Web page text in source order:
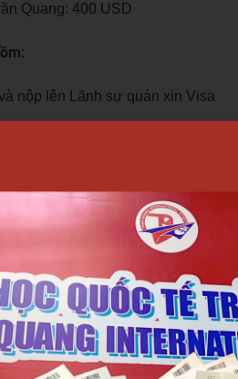
Quang: 400 USD
nộp lên Lãnh sự quán xin Visa
và Lãnh sự quán
Quốc
xét nghiệm chuyên sâu)
Hàn Quốc
khác theo quy định của Trường